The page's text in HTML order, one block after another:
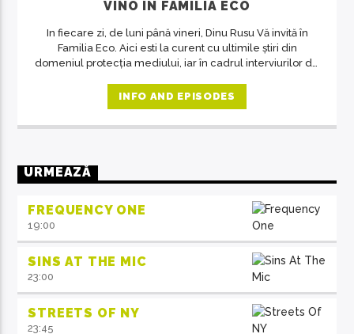
VINO ÎN FAMILIA ECO
In fiecare zi, de luni până vineri, Dinu Rusu Vă invită în
Familia Eco. Aici esti la curent cu ultimile știri din
domeniul protecția mediului, iar în cadrul interviurilor de
familie.
INFO AND EPISODES
URMEAZĂ
FREQUENCY ONE
19:00
SINS AT THE MIC
23:00
STREETS OF NY
23:45